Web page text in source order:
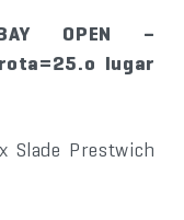
OPEN –
lugar
x Slade Prestwich